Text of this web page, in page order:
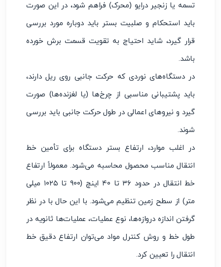
تسمه یا زنجیر درایو (محرک) فراهم شود، در این صورت
باید استحکام و صلبیت بستر باید دوباره مورد بررسی
قرار گیرد، شاید احتیاج به تقویت قسمت برش خورده
باشد.
در دستگاه‌های نوردی که حرکت جانبی روی ریل دارند،
باید پشتیبانی مناسبی از چرخ‌ها (یا لغزنده‌ها) صورت
گیرد و نیروهای اعمالی در طول حرکت جانبی باید بررسی
شوند.
در اغلب موارد، ارتفاع بستر دستگاه برای تأمین خط
انتقال مناسب محصول محاسبه می‌شود. معمولاً ارتفاع
خط انتقال در حدود ۳۶ تا ۴۰ اینچ (۹۰۰ تا ۱۰۲۵ میلی
متر) از سطح زمین تنظیم می‌شود. با این حال با در نظر
گرفتن اندازه دروازه‌ها، نوع عملیات، عملیات‌ها ثانویه در
طول خط و روش کنترل مواد می‌توان ارتفاع دقیق خط
انتقال را تعیین کرد.